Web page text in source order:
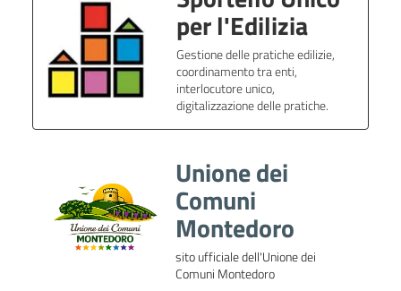
per l'Edilizia
Gestione delle pratiche edilizie,
coordinamento tra enti,
interlocutore unico,
digitalizzazione delle pratiche.
Unione dei
Comuni
Montedoro
sito ufficiale dell'Unione dei
Comuni Montedoro